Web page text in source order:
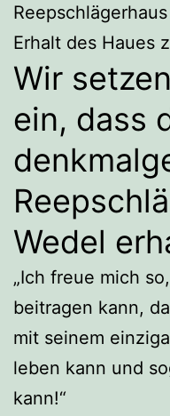
Erhalt des Haues
Wir
ein, dass
Wedel
„Ich freue mich
beitragen kann,
mit seinem
leben kann und
kann!“